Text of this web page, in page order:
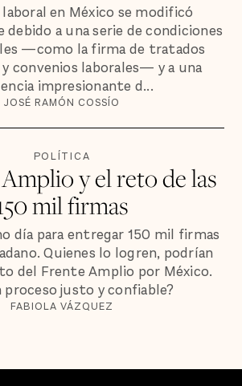
en México se modificó
a una serie de condiciones
—como la firma de tratados
convenios laborales— y a una
impresionante d...
JOSÉ RAMÓN COSSÍO
POLÍTICA
y el reto de las
mil firmas
día para entregar 150 mil firmas
Quienes lo logren, podrían
del Frente Amplio por México.
proceso justo y confiable?
FABIOLA VÁZQUEZ